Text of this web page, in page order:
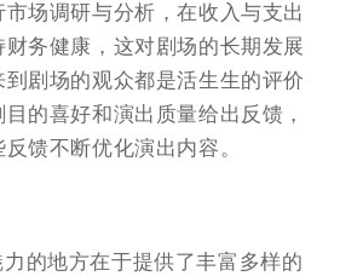
场调研与分析，在收入与支出
务健康，这对剧场的长期发展
剧场的观众都是活生生的评价
的喜好和演出质量给出反馈，
馈不断优化演出内容。
的地方在于提供了丰富多样的